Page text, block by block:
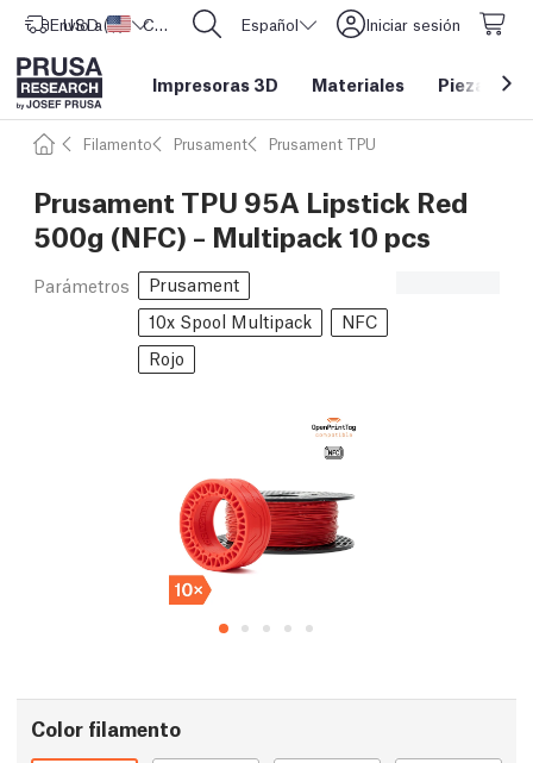
Envío a Estados Unidos
USD ($) CORE One L: ¡Ya disponible! Español Iniciar sesión
Impresoras 3D Materiales Piezas y
Filamento Prusament Prusament TPU
Prusament TPU 95A Lipstick Red
500g (NFC) – Multipack 10 pcs
Parámetros
Prusament
10x Spool Multipack
NFC
Rojo
Color filamento